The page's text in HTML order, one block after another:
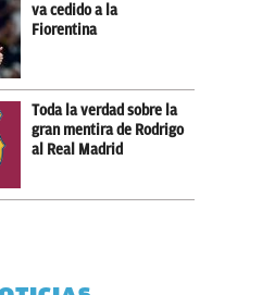
va cedido a la
Fiorentina
Toda la verdad sobre la
gran mentira de Rodrigo
al Real Madrid